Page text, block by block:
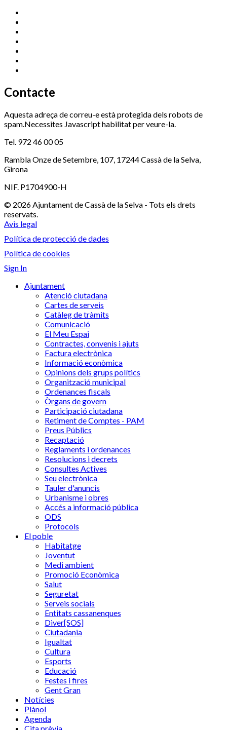
Contacte
Aquesta adreça de correu-e està protegida dels robots de
spam.Necessites Javascript habilitat per veure-la.
Tel. 972 46 00 05
Rambla Onze de Setembre, 107, 17244 Cassà de la Selva,
Girona
NIF. P1704900-H
© 2026 Ajuntament de Cassà de la Selva - Tots els drets
reservats.
Avis legal
Política de protecció de dades
Política de cookies
Sign In
Ajuntament
Atenció ciutadana
Cartes de serveis
Catàleg de tràmits
Comunicació
El Meu Espai
Contractes, convenis i ajuts
Factura electrònica
Informació econòmica
Opinions dels grups polítics
Organització municipal
Ordenances fiscals
Òrgans de govern
Participació ciutadana
Retiment de Comptes - PAM
Preus Públics
Recaptació
Reglaments i ordenances
Resolucions i decrets
Consultes Actives
Seu electrònica
Tauler d'anuncis
Urbanisme i obres
Accés a informació pública
ODS
Protocols
El poble
Habitatge
Joventut
Medi ambient
Promoció Econòmica
Salut
Seguretat
Serveis socials
Entitats cassanenques
Diver[SOS]
Ciutadania
Igualtat
Cultura
Esports
Educació
Festes i fires
Gent Gran
Notícies
Plànol
Agenda